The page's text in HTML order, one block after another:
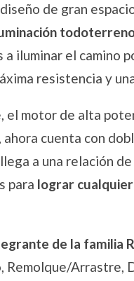
de gran
iluminar el camino
resistencia y
el motor de alta
cuenta con
a una relación
para lograr
de la familia
Remolque/